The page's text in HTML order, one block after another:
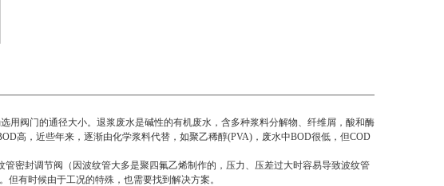
用阀门的通径大小。退浆废水是碱性的有机废水，含多种浆料分解物、纤维屑，酸和酶
高，近些年来，逐渐由化学浆料代替，如聚乙稀醇(PVA)，废水中BOD很低，但COD
密封调节阀（因波纹管大多是聚四氟乙烯制作的，压力、压差过大时容易导致波纹管
有时候由于工况的特殊，也需要找到解决方案。